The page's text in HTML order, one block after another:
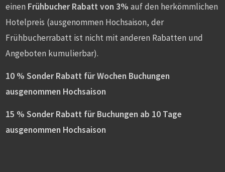
einen Frühbucher Rabatt von 3% auf den herkömmlichen
Hotelpreis (ausgenommen Hochsaison, der
Frühbucherrabatt ist nicht mit anderen Rabatten und
Angeboten kumulierbar).
10 % Sonder Rabatt für Wochen Buchungen
ausgenommen Hochsaison
15 % Sonder Rabatt für Buchungen ab 10 Tage
ausgenommen Hochsaison